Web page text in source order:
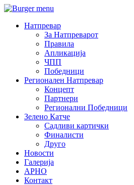
Натпревар
За Натпреварот
Правила
Апликација
ЧПП
Победници
Регионален Натпревар
Концепт
Партнери
Регионални Победници
Зелено Катче
Садливи картички
Финалисти
Друго
Новости
Галерија
АРНО
Контакт